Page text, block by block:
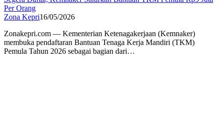
Per Orang
Zona Kepri16/05/2026
Zonakepri.com — Kementerian Ketenagakerjaan (Kemnaker)
membuka pendaftaran Bantuan Tenaga Kerja Mandiri (TKM)
Pemula Tahun 2026 sebagai bagian dari…